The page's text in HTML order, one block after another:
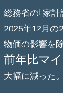
総務省の｢家計
2025年12月の
物価の影響を
前年比マイ
大幅に減った。